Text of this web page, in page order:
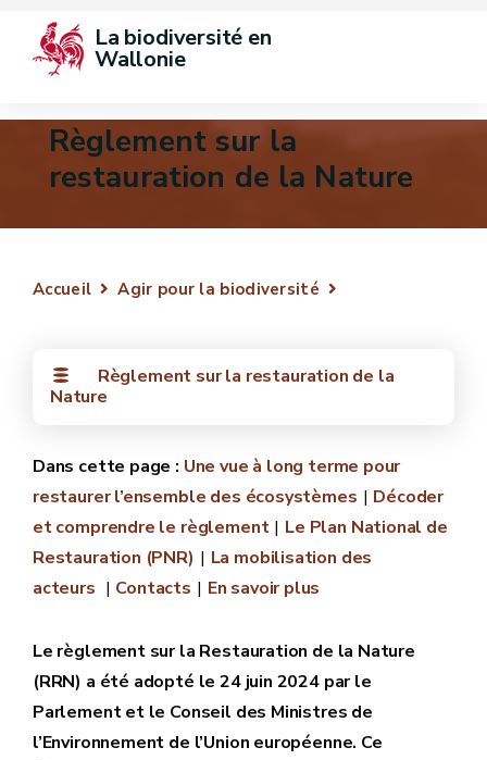
La biodiversité en
Wallonie
Règlement sur la
restauration de la Nature
Accueil Agir pour la biodiversité
Règlement sur la restauration de la
Nature
Une vue à long terme pour
restaurer l’ensemble des écosystèmes
Décoder
et comprendre le règlement
Le Plan National de
Restauration (PNR)
La mobilisation des
acteurs
Contacts En savoir plus
Le règlement sur la Restauration de la Nature
(RRN) a été adopté le 24 juin 2024 par le
Parlement et le Conseil des Ministres de
l’Environnement de l’Union européenne. Ce